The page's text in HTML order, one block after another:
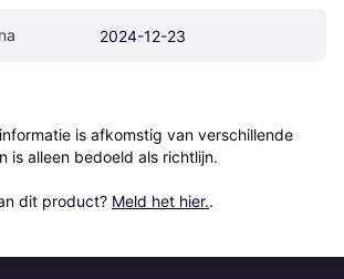
2024-12-23
is afkomstig van verschillende
is alleen bedoeld als richtlijn.
dit product? Meld het hier..